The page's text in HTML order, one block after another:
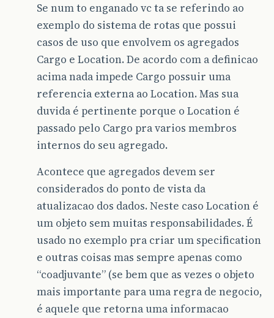
Se num to enganado vc ta se referindo ao
exemplo do sistema de rotas que possui
casos de uso que envolvem os agregados
Cargo e Location. De acordo com a definicao
acima nada impede Cargo possuir uma
referencia externa ao Location. Mas sua
duvida é pertinente porque o Location é
passado pelo Cargo pra varios membros
internos do seu agregado.
Acontece que agregados devem ser
considerados do ponto de vista da
atualizacao dos dados. Neste caso Location é
um objeto sem muitas responsabilidades. É
usado no exemplo pra criar um specification
e outras coisas mas sempre apenas como
“coadjuvante” (se bem que as vezes o objeto
mais importante para uma regra de negocio,
é aquele que retorna uma informacao